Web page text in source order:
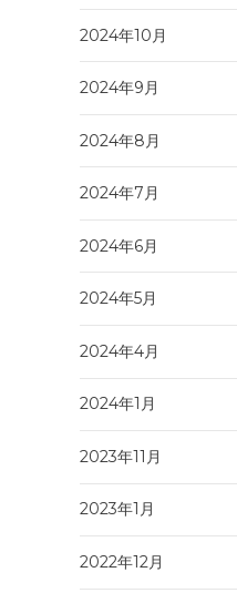
2024年10月
2024年9月
2024年8月
2024年7月
2024年6月
2024年5月
2024年4月
2024年1月
2023年11月
2023年1月
2022年12月